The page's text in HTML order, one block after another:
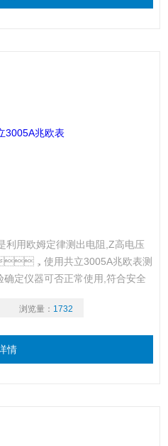
利用欧姆定律测出电阻,Z高电压
，使用共立3005A兆欧表测
定仪器可否正常使用,符合安全
浏览量： 1732
情